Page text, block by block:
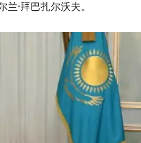
·拜巴扎尔沃夫。